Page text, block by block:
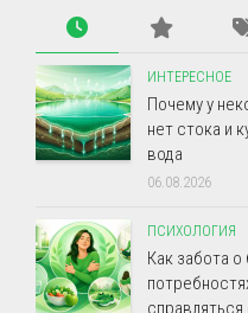
ИНТЕРЕСНОЕ
Почему у
нет стока и
вода
06.08.2026
ПСИХОЛОГИЯ
Как забота